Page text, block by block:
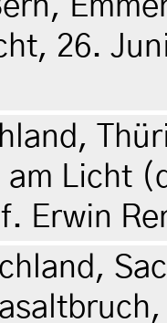
26.
am Licht
Erwin